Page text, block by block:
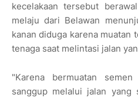
kecelakaan tersebut
melaju dari Belawan
kanan diduga karena muatan
tenaga saat melintasi jalan
"Karena bermuatan
sanggup melalui jalan yang